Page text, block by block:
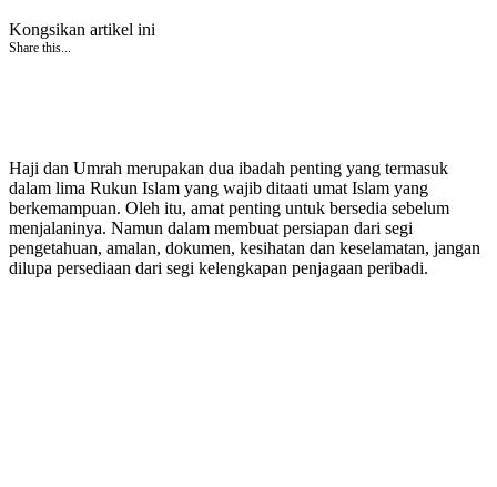
Kongsikan artikel ini
Share this...
Haji dan Umrah merupakan dua ibadah penting yang termasuk
dalam lima Rukun Islam yang wajib ditaati umat Islam yang
berkemampuan. Oleh itu, amat penting untuk bersedia sebelum
menjalaninya. Namun dalam membuat persiapan dari segi
pengetahuan, amalan, dokumen, kesihatan dan keselamatan, jangan
dilupa persediaan dari segi kelengkapan penjagaan peribadi.